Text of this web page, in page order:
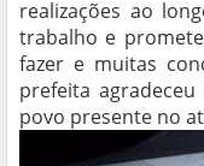
realizações ao
trabalho e
fazer e muitas
prefeita
povo presente no